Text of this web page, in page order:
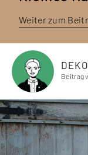
Weiter zum
Beitrag